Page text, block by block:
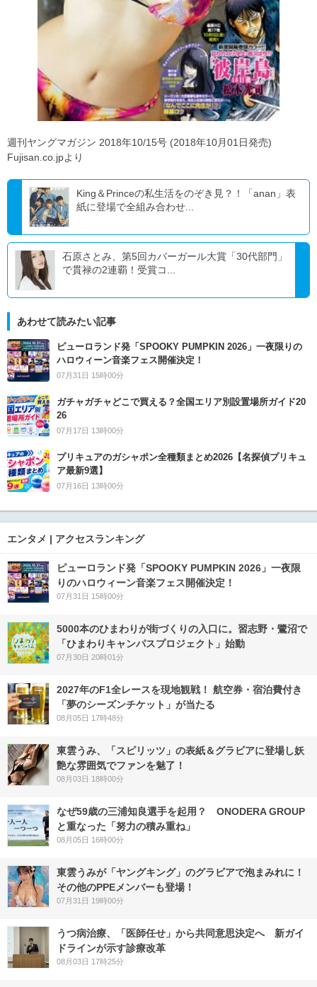
週刊ヤングマガジン 2018年10/15号 (2018年10月01日発売)
Fujisan.co.jpより
King＆Princeの私生活をのぞき見？！「anan」表
紙に登場で全組み合わせ...
石原さとみ、第5回カバーガール大賞「30代部門」
で貫禄の2連覇！受賞コ...
あわせて読みたい記事
ピューロランド発「SPOOKY PUMPKIN 2026」一夜限りの
ハロウィーン音楽フェス開催決定！
07月31日 15時00分
ガチャガチャどこで買える？全国エリア別設置場所ガイド20
26
07月17日 13時00分
プリキュアのガシャポン全種類まとめ2026【名探偵プリキュ
ア最新9選】
07月16日 13時00分
エンタメ | アクセスランキング
ピューロランド発「SPOOKY PUMPKIN 2026」一夜限
りのハロウィーン音楽フェス開催決定！
07月31日 15時00分
5000本のひまわりが街づくりの入口に。習志野・鷺沼で
「ひまわりキャンパスプロジェクト」始動
07月30日 20時01分
2027年のF1全レースを現地観戦！ 航空券・宿泊費付き
「夢のシーズンチケット」が当たる
08月05日 17時48分
東雲うみ、「スピリッツ」の表紙＆グラビアに登場し妖
艶な雰囲気でファンを魅了！
08月03日 18時00分
なぜ59歳の三浦知良選手を起用？ ONODERA GROUP
と重なった「努力の積み重ね」
08月05日 16時00分
東雲うみが「ヤングキング」のグラビアで泡まみれに！
その他のPPEメンバーも登場！
07月31日 19時00分
うつ病治療、「医師任せ」から共同意思決定へ 新ガイ
ドラインが示す診療改革
08月03日 17時25分